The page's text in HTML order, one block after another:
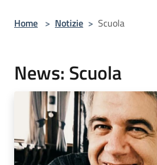
Home > Notizie > Scuola
News: Scuola